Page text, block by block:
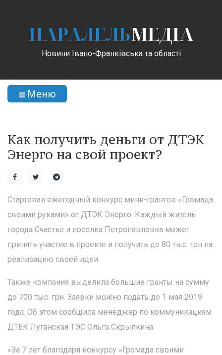
ПАРАЛЕЛЬМЕДІА
Новини Івано-Франківська та області
Меню
Как получить деньги от ДТЭК
Энерго на свой проект?
Стартовал ежегодный конкурс мини-грантов «Громада
своими руками» от ДТЭК Энерго. Каждый житель
города Счастье и поселка Петропавловка может
принять участие в проекте и получить до 80 тыс. грн на
реализацию своей идеи.
Также компания выделила большие гранты на сумму
до 700 тыс. грн. Заявки можно подать до 1 мая 2019
года. Об этом сообщила менеджер по коммуникациям
ДТЕК Луганская ТЭС Ольга Скрыпкина.
«За 7 лет благодаря конкурсу «Громада своими